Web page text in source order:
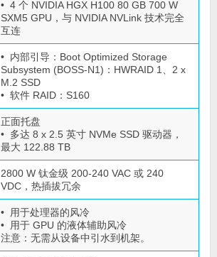
• 4 个 NVIDIA HGX H100 80 GB 700 W
SXM5 GPU，与 NVIDIA NVLink 技术完全
互连
• 内部引导：Boot Optimized Storage
Subsystem (BOSS-N1)：HWRAID 1、2 x
M.2 SSD
• 软件 RAID：S160
正面托盘
• 多达 8 x 2.5 英寸 NVMe SSD 驱动器，
最大 122.88 TB
2800 W 钛金级 200-240 VAC 或 240
VDC，热插拔冗余
• 用于处理器的风冷
• 用于 GPU 的液体辅助风冷
注意：无需从设备中引水到机架。